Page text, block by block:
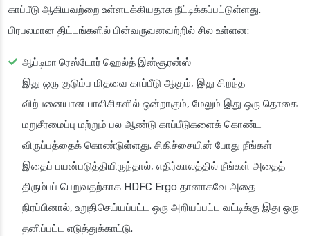
காப்பீடு ஆகியவற்றை உள்ளடக்கியதாக நீட்டிக்கப்பட்டுள்ளது.
பிரபலமான திட்டங்களில் பின்வருவனவற்றில் சில உள்ளன:
ஆப்டிமா ரெஸ்டோர் ஹெல்த் இன்சூரன்ஸ்
இது ஒரு குடும்ப மிதவை காப்பீடு ஆகும், இது சிறந்த
விற்பனையான பாலிசிகளில் ஒன்றாகும், மேலும் இது ஒரு தொகை
மறுசீரமைப்பு மற்றும் பல ஆண்டு காப்பீடுகளைக் கொண்ட
விருப்பத்தைக் கொண்டுள்ளது. சிகிச்சையின் போது நீங்கள்
இதைப் பயன்படுத்தியிருந்தால், எதிர்காலத்தில் நீங்கள் அதைத்
திரும்பப் பெறுவதற்காக HDFC Ergo தானாகவே அதை
நிரப்பினால், உறுதிசெய்யப்பட்ட ஒரு அறியப்பட்ட வட்டிக்கு இது ஒரு
தனிப்பட்ட எடுத்துக்காட்டு.